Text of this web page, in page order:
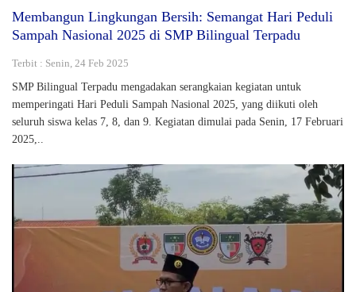
Membangun Lingkungan Bersih: Semangat Hari Peduli
Sampah Nasional 2025 di SMP Bilingual Terpadu
Terbit : Senin, 24 Feb 2025
SMP Bilingual Terpadu mengadakan serangkaian kegiatan untuk
memperingati Hari Peduli Sampah Nasional 2025, yang diikuti oleh
seluruh siswa kelas 7, 8, dan 9. Kegiatan dimulai pada Senin, 17 Februari
2025,..